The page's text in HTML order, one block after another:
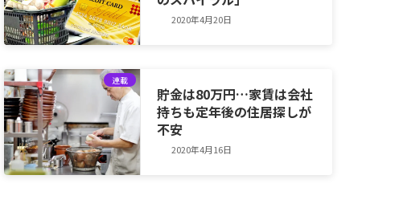
2020年4月20日
連載
貯金は80万円…家賃は会社
持ちも定年後の住居探しが
不安
2020年4月16日